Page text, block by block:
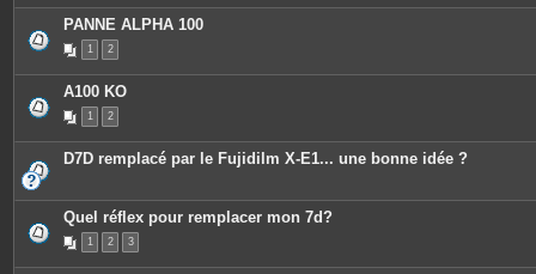
PANNE ALPHA 100
1 2
A100 KO
1 2
D7D remplacé par le Fujidilm X-E1... une bonne idée ?
Quel réflex pour remplacer mon 7d?
1 2 3